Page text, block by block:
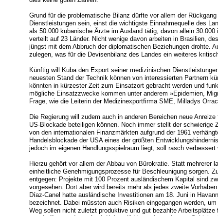
Grund für die problematische Bilanz dürfte vor allem der
Dienstleistungen sein, einst die wichtigste Einnahmequelle des
als 50.000 kubanische Ärzte im Ausland tätig, davon allein
verteilt auf 23 Länder. Nicht wenige davon arbeiten in Brasilien,
jüngst mit dem Abbruch der diplomatischen Beziehungen drohte.
zulegen, was für die Devisenbilanz des Landes ein weiteres
Künftig will Kuba den Export seiner medizinischen
neuesten Stand der Technik können von interessierten Partnern
könnten in kürzester Zeit zum Einsatzort gebracht werden und
mögliche Einsatzzwecke kommen unter anderem »Epidemien,
Frage, wie die Leiterin der Medizinexportfirma SME, Milladys
Die Regierung will zudem auch in anderen Bereichen neue
US-Blockade beteiligen können. Noch immer stellt der schwierige
von den internationalen Finanzmärkten aufgrund der 1961
Handelsblockade der USA eines der größten
jedoch im eigenen Handlungsspielraum liegt, soll rasch
Hierzu gehört vor allem der Abbau von Bürokratie. Statt mehrerer
einheitliche Genehmigungsprozesse für Beschleunigung sorgen.
entgegen: Projekte mit 100 Prozent ausländischem Kapital sind
vorgesehen. Dort aber wird bereits mehr als jedes zweite
Díaz-Canel hatte ausländische Investitionen am 18. Juni in
bezeichnet. Dabei müssten auch Risiken eingegangen werden,
Weg sollen nicht zuletzt produktive und gut bezahlte